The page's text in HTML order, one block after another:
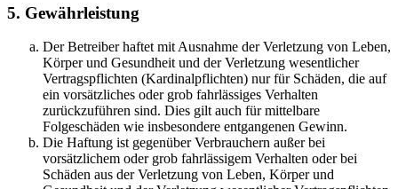
5. Gewährleistung
Der Betreiber haftet mit Ausnahme der Verletzung von Leben,
Körper und Gesundheit und der Verletzung wesentlicher
Vertragspflichten (Kardinalpflichten) nur für Schäden, die auf
ein vorsätzliches oder grob fahrlässiges Verhalten
zurückzuführen sind. Dies gilt auch für mittelbare
Folgeschäden wie insbesondere entgangenen Gewinn.
Die Haftung ist gegenüber Verbrauchern außer bei
vorsätzlichem oder grob fahrlässigem Verhalten oder bei
Schäden aus der Verletzung von Leben, Körper und